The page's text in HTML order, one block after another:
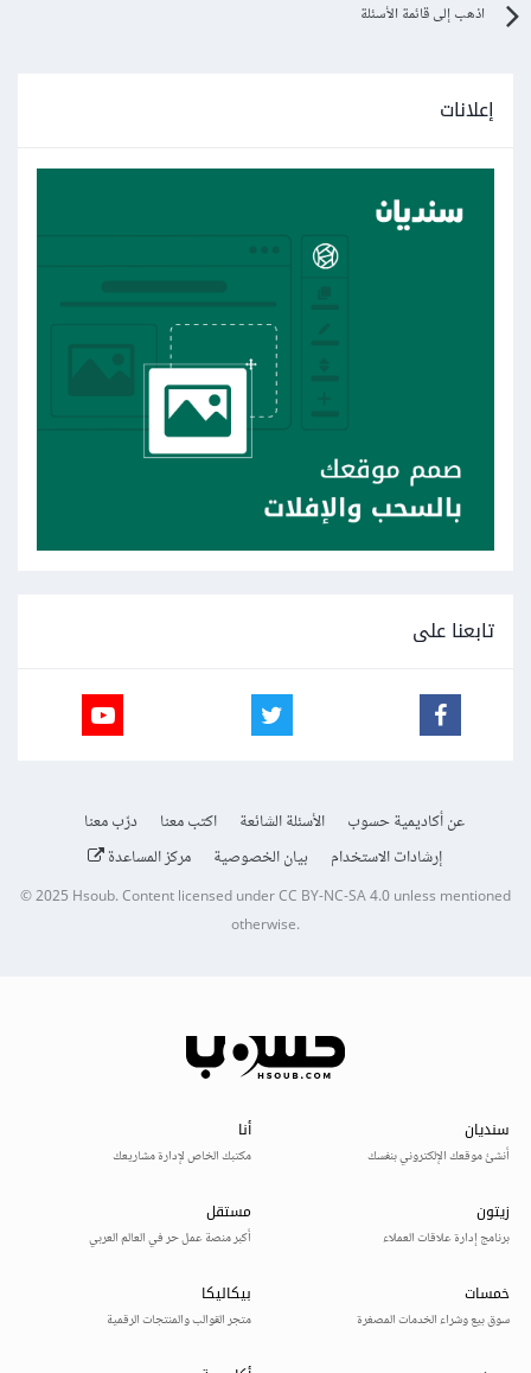
اذهب إلى قائمة الأسئلة
إعلانات
تابعنا على
عن أكاديمية حسوب الأسئلة الشائعة اكتب معنا
درّب معنا
إرشادات الاستخدام
بيان الخصوصية مركز المساعدة
© 2025Hsoub.Content licensed underCC BY-NC-SA 4.0unless mentioned
otherwise.